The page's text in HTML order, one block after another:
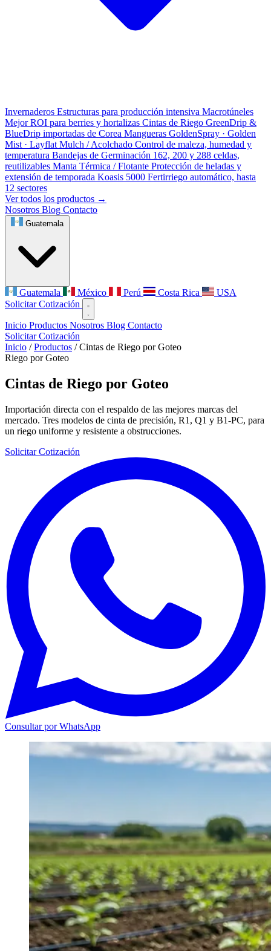
Invernaderos Estructuras para producción intensiva Macrotúneles
Mejor ROI para berries y hortalizas Cintas de Riego GreenDrip &
BlueDrip importadas de Corea Mangueras GoldenSpray · Golden
Mist · Layflat Mulch / Acolchado Control de maleza, humedad y
temperatura Bandejas de Germinación 162, 200 y 288 celdas,
reutilizables Manta Térmica / Flotante Protección de heladas y
extensión de temporada Koasis 5000 Fertirriego automático, hasta
12 sectores
Ver todos los productos →
Nosotros Blog Contacto
Guatemala
Guatemala México Perú Costa Rica
USA
Solicitar Cotización
Inicio Productos Nosotros Blog Contacto
Solicitar Cotización
Inicio / Productos / Cintas de Riego por Goteo
Riego por Goteo
Cintas de Riego por Goteo
Importación directa con el respaldo de las mejores marcas del
mercado. Tres modelos de cinta de precisión, R1, Q1 y B1-PC, para
un riego uniforme y resistente a obstrucciones.
Solicitar Cotización
Consultar por WhatsApp